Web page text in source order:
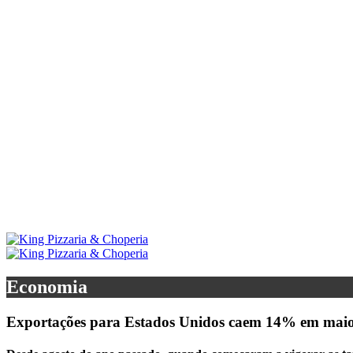
Economia
Exportações para Estados Unidos caem 14% em